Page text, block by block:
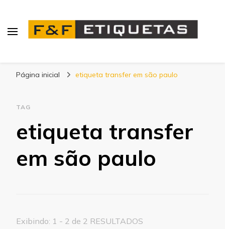
Página inicial etiqueta transfer em são paulo
TAG
etiqueta transfer
em são paulo
Exibindo: 1 - 2 de 2 RESULTADOS